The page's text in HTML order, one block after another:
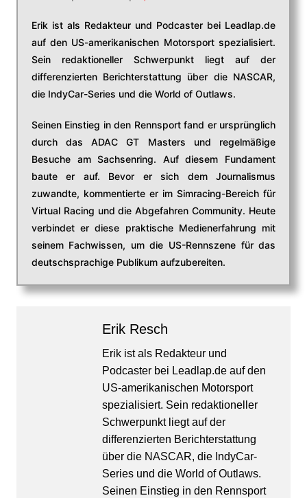
Erik ist als Redakteur und Podcaster bei Leadlap.de
auf den US-amerikanischen Motorsport spezialisiert.
Sein redaktioneller Schwerpunkt liegt auf der
differenzierten Berichterstattung über die NASCAR,
die IndyCar-Series und die World of Outlaws.
Seinen Einstieg in den Rennsport fand er ursprünglich
durch das ADAC GT Masters und regelmäßige
Besuche am Sachsenring. Auf diesem Fundament
baute er auf. Bevor er sich dem Journalismus
zuwandte, kommentierte er im Simracing-Bereich für
Virtual Racing und die Abgefahren Community. Heute
verbindet er diese praktische Medienerfahrung mit
seinem Fachwissen, um die US-Rennszene für das
deutschsprachige Publikum aufzubereiten.
Erik Resch
Erik ist als Redakteur und
Podcaster bei Leadlap.de auf den
US-amerikanischen Motorsport
spezialisiert. Sein redaktioneller
Schwerpunkt liegt auf der
differenzierten Berichterstattung
über die NASCAR, die IndyCar-
Series und die World of Outlaws.
Seinen Einstieg in den Rennsport